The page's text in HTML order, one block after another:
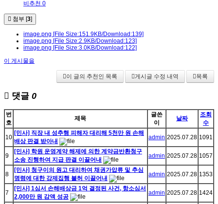
비추천 0
첨부 [3]
image.png [File Size:151.9KB/Download:139]
image.png [File Size:2.9KB/Download:123]
image.png [File Size:3.0KB/Download:122]
이 게시물을
이 글의 추천인 목록 게시글 수정 내역 목록
댓글 0
번
호
제목
글쓴
이
날짜
조회
수
10
[민사] 직장 내 성추행 피해자 대리해 5천만 원 손해
배상 판결 받아내
admin 2025.07.28 1091
9
[민사] 학원 운영계약 해제에 의한 계약금반환청구
소송 진행하여 지급 판결 이끌어내
admin 2025.07.28 1057
8
[민사] 청구이의 원고 대리하여 채권가압류 및 추심
명령에 대한 강제집행 불허 이끌어내
admin 2025.07.28 1353
7
[민사] 1심서 손해배상금 1억 결정된 사건, 항소심서
2,000만 원 감액 성공
admin 2025.07.28 1424